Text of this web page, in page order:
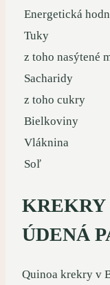
Energetická
Tuky
z toho nasýtené
Sacharidy
z toho cukry
Bielkoviny
Vláknina
Soľ
KREKRY
ÚDENÁ
Quinoa krekry v